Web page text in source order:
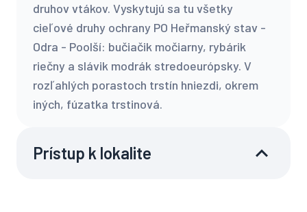
druhov vtákov. Vyskytujú sa tu všetky
cieľové druhy ochrany PO Heřmanský stav -
Odra - Poolší: bučiačik močiarny, rybárik
riečny a slávik modrák stredoeurópsky. V
rozľahlých porastoch trstín hniezdi, okrem
iných, fúzatka trstinová.
Prístup k lokalite